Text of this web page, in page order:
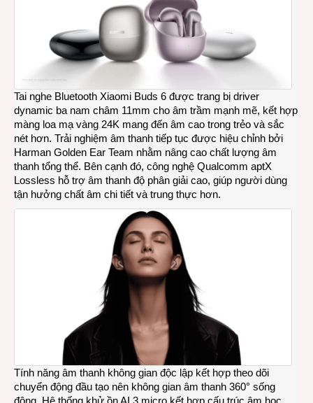
Tai nghe Bluetooth Xiaomi Buds 6 được trang bị driver
dynamic ba nam châm 11mm cho âm trầm mạnh mẽ, kết hợp
màng loa mạ vàng 24K mang đến âm cao trong trẻo và sắc
nét hơn. Trải nghiệm âm thanh tiếp tục được hiệu chỉnh bởi
Harman Golden Ear Team nhằm nâng cao chất lượng âm
thanh tổng thể. Bên cạnh đó, công nghệ Qualcomm aptX
Lossless hỗ trợ âm thanh độ phân giải cao, giúp người dùng
tận hưởng chất âm chi tiết và trung thực hơn.
Tính năng âm thanh không gian độc lập kết hợp theo dõi
chuyển động đầu tạo nên không gian âm thanh 360° sống
động. Hệ thống khử ồn AI 3 micro kết hợp cấu trúc âm học